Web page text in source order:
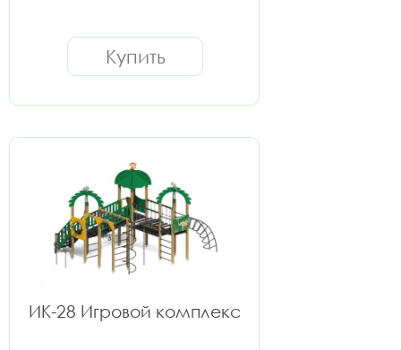
Купить
ИК-28 Игровой комплекс